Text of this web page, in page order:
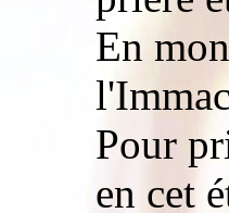
En
Pour
en cet